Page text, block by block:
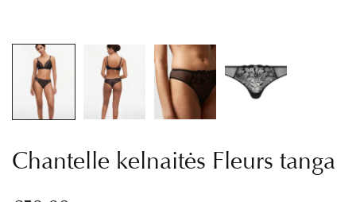
Chantelle kelnaitės Fleurs tanga